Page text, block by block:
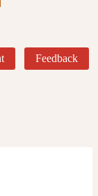
Feedback